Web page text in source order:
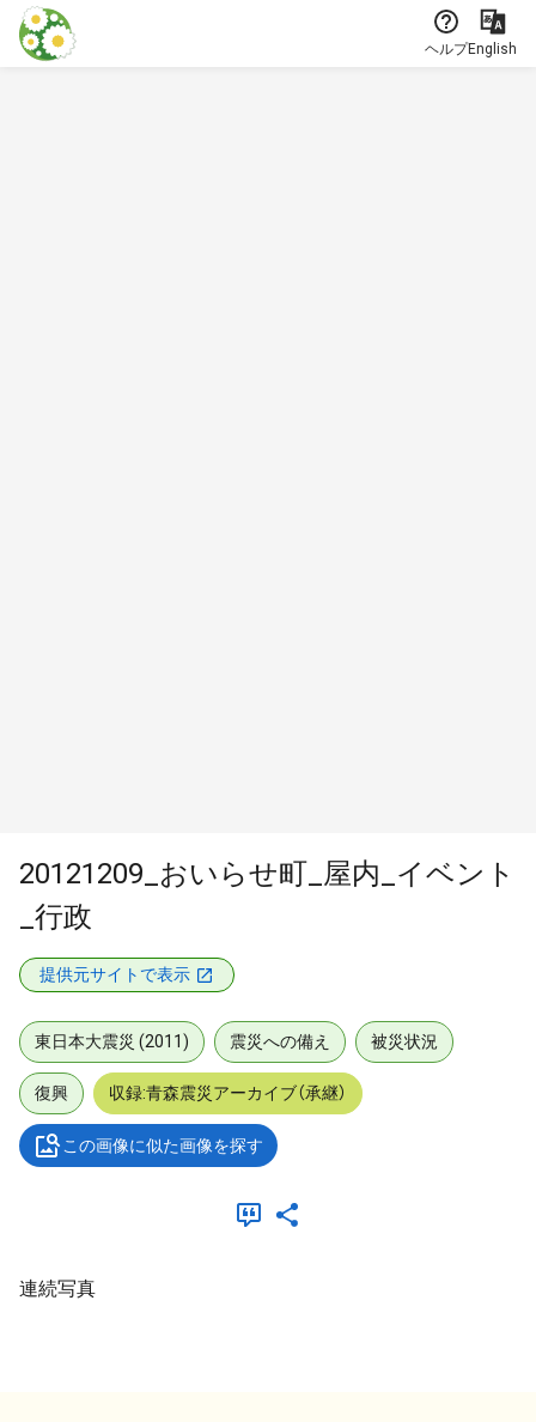
本文に飛ぶ
ヘルプEnglish
20121209_おいらせ町_屋内_イベント
_行政
提供元サイトで表示
東日本大震災 (2011) 震災への備え 被災状況
復興 収録:青森震災アーカイブ（承継）
この画像に似た画像を探す
連続写真